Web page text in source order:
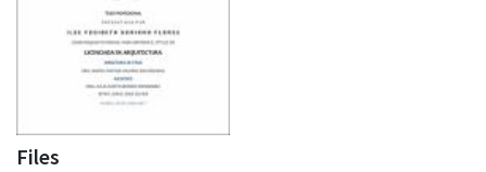
Files